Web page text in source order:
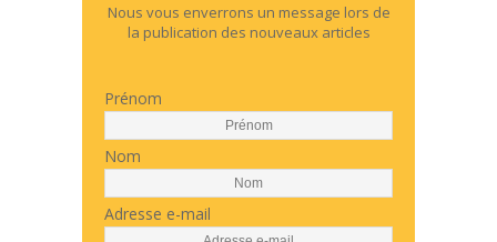
Nous vous enverrons un message lors de
la publication des nouveaux articles
Prénom
Nom
Adresse e-mail